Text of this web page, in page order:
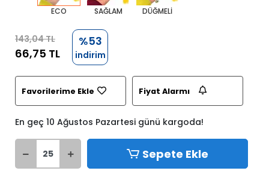
ECO SAĞLAM DÜĞMELİ
143,04 TL
66,75 TL
%53
indirim
Favorilerime Ekle Fiyat Alarmı
En geç 10 Ağustos Pazartesi günü kargoda!
Sepete Ekle